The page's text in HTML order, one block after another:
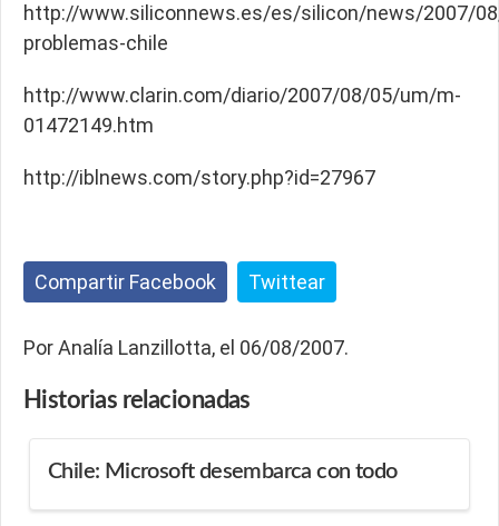
http://www.siliconnews.es/es/silicon/news/2007/
problemas-chile
http://www.clarin.com/diario/2007/08/05/um/m-
01472149.htm
http://iblnews.com/story.php?id=27967
Compartir Facebook Twittear
Por Analía Lanzillotta, el 06/08/2007.
Historias relacionadas
Chile: Microsoft desembarca con todo